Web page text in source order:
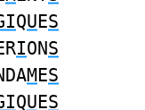
QUES
IONS
MES
QUES